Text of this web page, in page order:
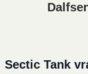
Sectic Tank